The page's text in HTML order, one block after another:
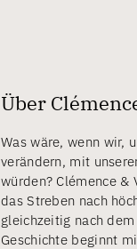
Über
Was wäre, wenn wir,
verändern, mit
würden? Clémence
das Streben nach
gleichzeitig nach
Geschichte beginnt